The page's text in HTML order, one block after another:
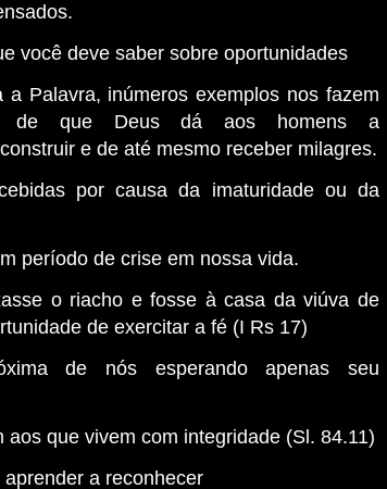
você deve saber sobre oportunidades
a Palavra, inúmeros exemplos nos fazem
de que Deus dá aos homens a
e de até mesmo receber milagres.
por causa da imaturidade ou da
período de crise em nossa vida.
o riacho e fosse à casa da viúva de
de exercitar a fé (I Rs 17)
de nós esperando apenas seu
que vivem com integridade (Sl. 84.11)
a reconhecer